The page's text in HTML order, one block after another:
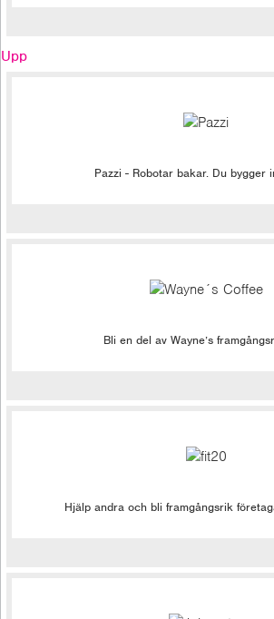
Upp
Pazzi - Robotar bakar. Du bygger
Bli en del av Wayne’s
Hjälp andra och bli framgångsrik